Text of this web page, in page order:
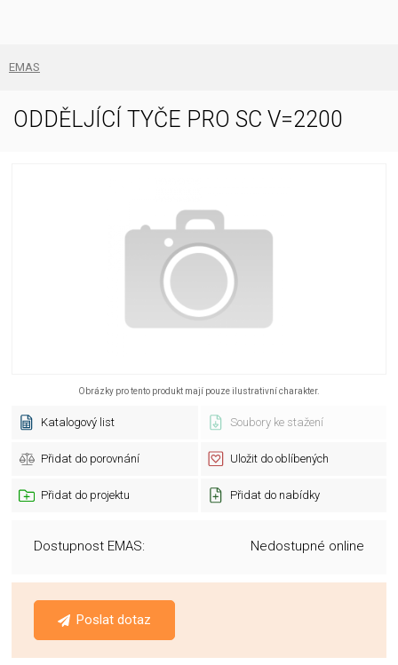
EMAS
ODDĚLJÍCÍ TYČE PRO SC V=2200
Obrázky pro tento produkt mají pouze ilustrativní charakter.
Katalogový list Soubory ke stažení
Přidat do porovnání Uložit do oblíbených
Přidat do projektu Přidat do nabídky
Dostupnost EMAS: Nedostupné online
Poslat dotaz